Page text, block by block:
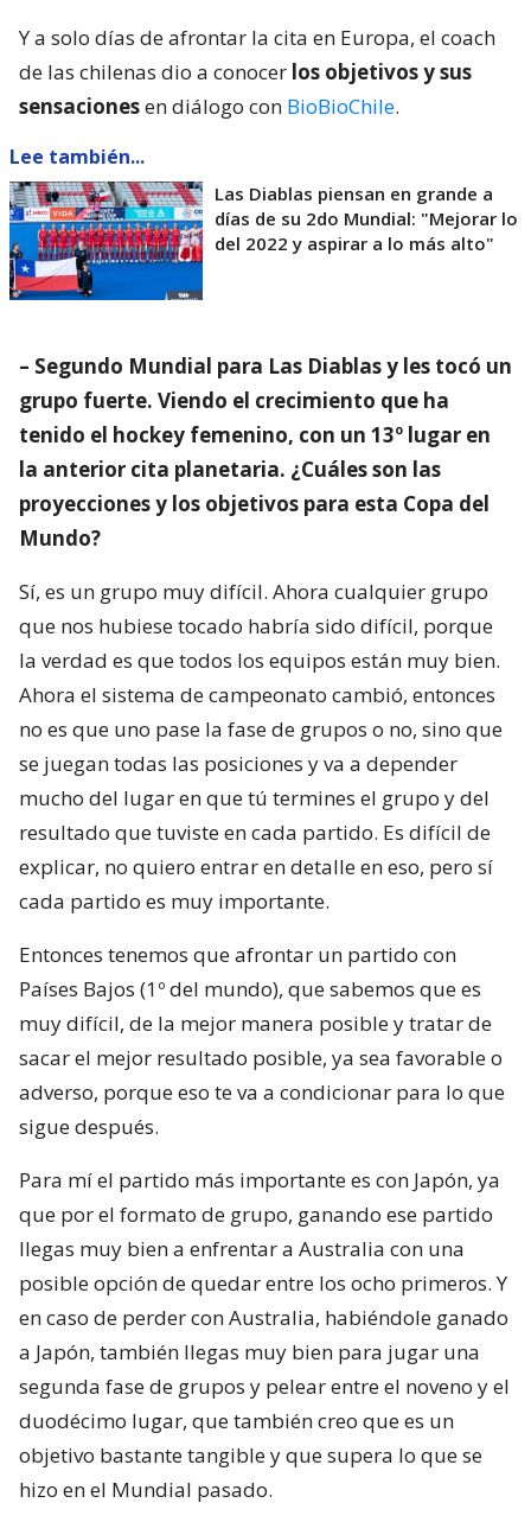
Y a solo días de afrontar la cita en Europa, el coach
de las chilenas dio a conocer los objetivos y sus
sensacionesen diálogo con BioBioChile.
Lee también...
Las Diablas piensan en grande a
días de su 2do Mundial: "Mejorar lo
del 2022 y aspirar a lo más alto"
– Segundo Mundial para Las Diablas y les tocó un
grupo fuerte. Viendo el crecimiento que ha
tenido el hockey femenino, con un 13º lugar en
la anterior cita planetaria. ¿Cuáles son las
proyecciones y los objetivos para esta Copa del
Mundo?
Sí, es un grupo muy difícil. Ahora cualquier grupo
que nos hubiese tocado habría sido difícil, porque
la verdad es que todos los equipos están muy bien.
Ahora el sistema de campeonato cambió, entonces
no es que uno pase la fase de grupos o no, sino que
se juegan todas las posiciones y va a depender
mucho del lugar en que tú termines el grupo y del
resultado que tuviste en cada partido. Es difícil de
explicar, no quiero entrar en detalle en eso, pero sí
cada partido es muy importante.
Entonces tenemos que afrontar un partido con
Países Bajos (1º del mundo), que sabemos que es
muy difícil, de la mejor manera posible y tratar de
sacar el mejor resultado posible, ya sea favorable o
adverso, porque eso te va a condicionar para lo que
sigue después.
Para mí el partido más importante es con Japón, ya
que por el formato de grupo, ganando ese partido
llegas muy bien a enfrentar a Australia con una
posible opción de quedar entre los ocho primeros. Y
en caso de perder con Australia, habiéndole ganado
a Japón, también llegas muy bien para jugar una
segunda fase de grupos y pelear entre el noveno y el
duodécimo lugar, que también creo que es un
objetivo bastante tangible y que supera lo que se
hizo en el Mundial pasado.